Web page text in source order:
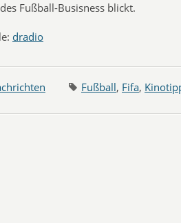
des Fußball-Busisness blickt.
dradio
Fußball, Fifa,